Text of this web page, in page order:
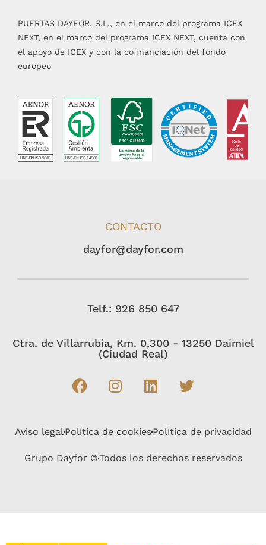
PUERTAS DAYFOR, S.L., en el marco del programa ICEX
NEXT, en el marco del programa ICEX NEXT, cuenta con
el apoyo de ICEX y con la cofinanciación del fondo
europeo
CONTACTO
dayfor@dayfor.com
Telf.: 926 850 647
Ctra. de Villarrubia, Km. 0,300 - 13250 Daimiel
(Ciudad Real)
Aviso legalPolítica de cookiesPolítica de privacidad
Grupo Dayfor ©Todos los derechos reservados